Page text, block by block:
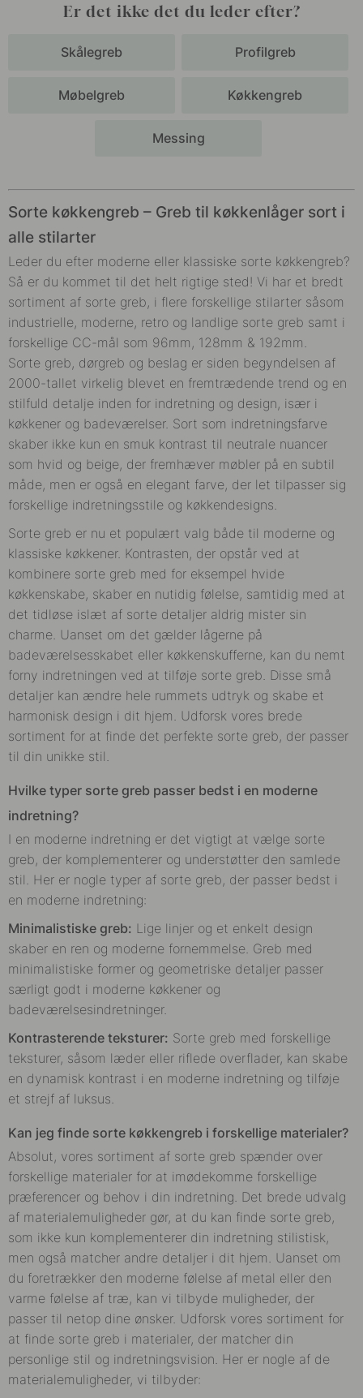
Er det ikke det du leder efter?
Skålegreb Profilgreb
Møbelgreb Køkkengreb
Messing
Sorte køkkengreb – Greb til køkkenlåger sort i
alle stilarter
Leder du efter moderne eller klassiske sorte køkkengreb?
Så er du kommet til det helt rigtige sted! Vi har et bredt
sortiment af sorte greb, i flere forskellige stilarter såsom
industrielle, moderne, retro og landlige sorte greb samt i
forskellige CC-mål som 96mm, 128mm & 192mm.
Sorte greb, dørgreb og beslag er siden begyndelsen af
2000-tallet virkelig blevet en fremtrædende trend og en
stilfuld detalje inden for indretning og design, især i
køkkener og badeværelser. Sort som indretningsfarve
skaber ikke kun en smuk kontrast til neutrale nuancer
som hvid og beige, der fremhæver møbler på en subtil
måde, men er også en elegant farve, der let tilpasser sig
forskellige indretningsstile og køkkendesigns.
Sorte greb er nu et populært valg både til moderne og
klassiske køkkener. Kontrasten, der opstår ved at
kombinere sorte greb med for eksempel hvide
køkkenskabe, skaber en nutidig følelse, samtidig med at
det tidløse islæt af sorte detaljer aldrig mister sin
charme. Uanset om det gælder lågerne på
badeværelsesskabet eller køkkenskufferne, kan du nemt
forny indretningen ved at tilføje sorte greb. Disse små
detaljer kan ændre hele rummets udtryk og skabe et
harmonisk design i dit hjem. Udforsk vores brede
sortiment for at finde det perfekte sorte greb, der passer
til din unikke stil.
Hvilke typer sorte greb passer bedst i en moderne
indretning?
I en moderne indretning er det vigtigt at vælge sorte
greb, der komplementerer og understøtter den samlede
stil. Her er nogle typer af sorte greb, der passer bedst i
en moderne indretning:
Minimalistiske greb: Lige linjer og et enkelt design
skaber en ren og moderne fornemmelse. Greb med
minimalistiske former og geometriske detaljer passer
særligt godt i moderne køkkener og
badeværelsesindretninger.
Kontrasterende teksturer: Sorte greb med forskellige
teksturer, såsom læder eller riflede overflader, kan skabe
en dynamisk kontrast i en moderne indretning og tilføje
et strejf af luksus.
Kan jeg finde sorte køkkengreb i forskellige materialer?
Absolut, vores sortiment af sorte greb spænder over
forskellige materialer for at imødekomme forskellige
præferencer og behov i din indretning. Det brede udvalg
af materialemuligheder gør, at du kan finde sorte greb,
som ikke kun komplementerer din indretning stilistisk,
men også matcher andre detaljer i dit hjem. Uanset om
du foretrækker den moderne følelse af metal eller den
varme følelse af træ, kan vi tilbyde muligheder, der
passer til netop dine ønsker. Udforsk vores sortiment for
at finde sorte greb i materialer, der matcher din
personlige stil og indretningsvision. Her er nogle af de
materialemuligheder, vi tilbyder: